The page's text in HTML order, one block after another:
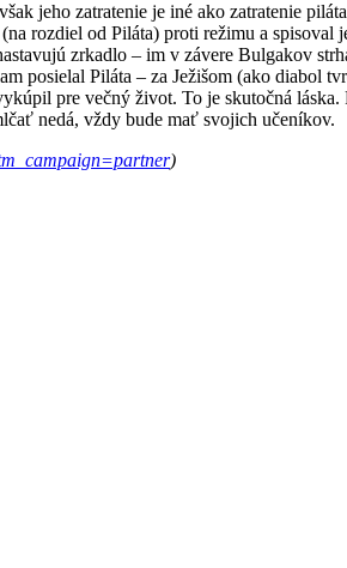
jeho zatratenie je iné ako zatratenie
rozdiel od Piláta) proti režimu a spisoval
zrkadlo – im v závere Bulgakov
posielal Piláta – za Ježišom (ako diabol
pre večný život. To je skutočná
nedá, vždy bude mať svojich učeníkov.
)